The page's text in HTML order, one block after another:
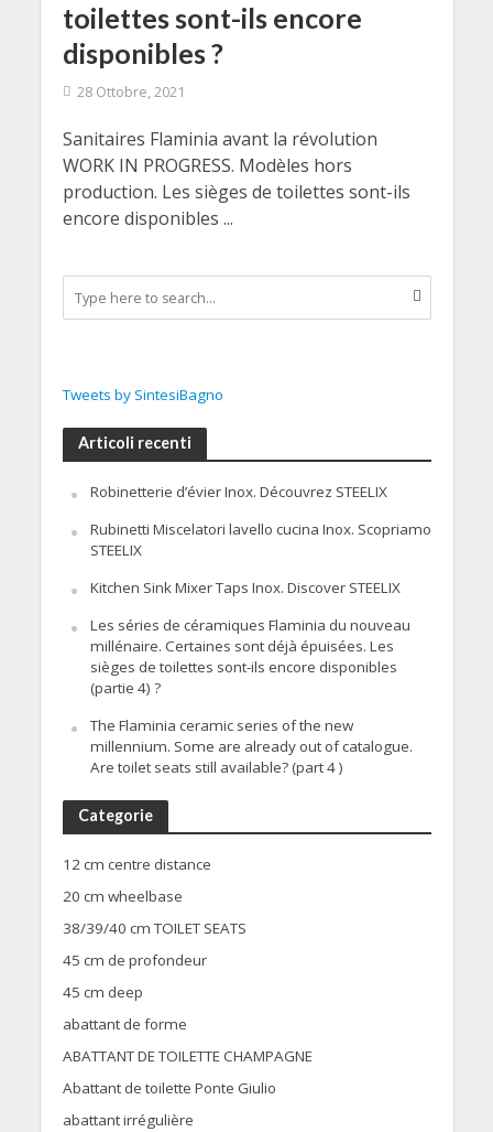
toilettes sont-ils encore
disponibles ?
28 Ottobre, 2021
Sanitaires Flaminia avant la révolution
WORK IN PROGRESS. Modèles hors
production. Les sièges de toilettes sont-ils
encore disponibles ...
Tweets by SintesiBagno
Articoli recenti
Robinetterie d’évier Inox. Découvrez STEELIX
Rubinetti Miscelatori lavello cucina Inox. Scopriamo
STEELIX
Kitchen Sink Mixer Taps Inox. Discover STEELIX
Les séries de céramiques Flaminia du nouveau
millénaire. Certaines sont déjà épuisées. Les
sièges de toilettes sont-ils encore disponibles
(partie 4) ?
The Flaminia ceramic series of the new
millennium. Some are already out of catalogue.
Are toilet seats still available? (part 4 )
Categorie
12 cm centre distance
20 cm wheelbase
38/39/40 cm TOILET SEATS
45 cm de profondeur
45 cm deep
abattant de forme
ABATTANT DE TOILETTE CHAMPAGNE
Abattant de toilette Ponte Giulio
abattant irrégulière